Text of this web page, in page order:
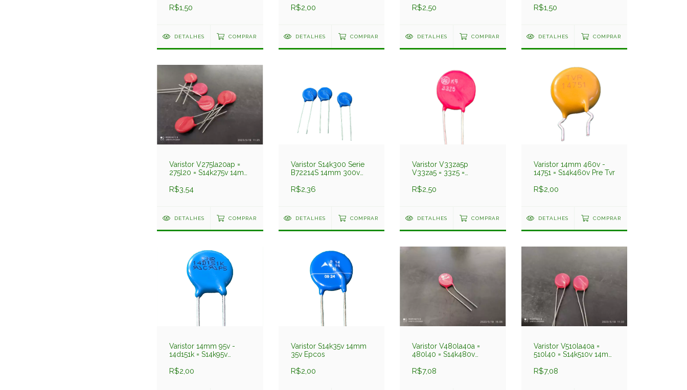
R$1,50
DETALHES COMPRAR
R$2,00
DETALHES COMPRAR
R$2,50
DETALHES COMPRAR
R$1,50
DETALHES COMPRAR
Varistor V275la20ap =
275l20 = S14k275v 14mm
R$3,54
DETALHES COMPRAR
Varistor S14k300 Serie
B72214S 14mm 300v
R$2,36
DETALHES COMPRAR
Varistor V33za5p
V33za5 = 33z5 =
R$2,50
DETALHES COMPRAR
Varistor 14mm 460v -
14751 = S14k460v Pre Tvr
R$2,00
DETALHES COMPRAR
Varistor 14mm 95v -
14d151k = S14k95v
R$2,00
Varistor S14k35v 14mm
35v Epcos
R$2,00
Varistor V480la40a =
480l40 = S14k480v
R$7,08
Varistor V510la40a =
510l40 = S14k510v 14mm
R$7,08